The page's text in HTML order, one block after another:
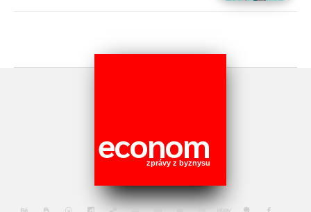
econom
zprávy z byznysu